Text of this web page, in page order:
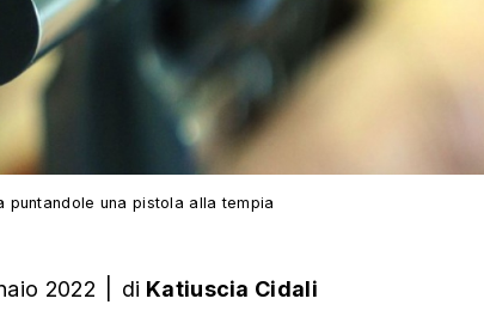
puntandole una pistola alla tempia
2022 di Katiuscia Cidali